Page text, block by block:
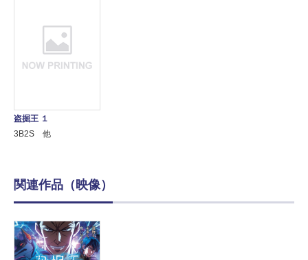
盗掘王 １
3B2S 他
関連作品（映像）